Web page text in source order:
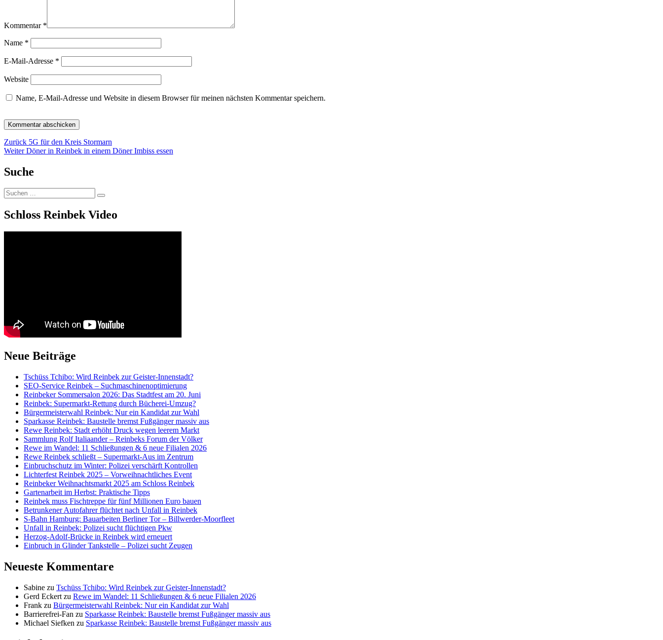
Kommentar *
Name *
E-Mail-Adresse *
Website
Name, E-Mail-Adresse und Website in diesem Browser für meinen nächsten Kommentar speichern.
Beitragsnavigation
Zurück Vorheriger
Beitrag:
5G für den Kreis Stormarn
Weiter Nächster
Döner in Reinbek in einem Döner Imbiss essen
Suche
Suchen
nach:
Suchen
Schloss Reinbek Video
Neue Beiträge
Tschüss Tchibo: Wird Reinbek zur Geister-Innenstadt?
SEO-Service Reinbek – Suchmaschinenoptimierung
Reinbeker Sommersalon 2026: Das Stadtfest am 20. Juni
Reinbek: Supermarkt-Rettung durch Bücherei-Umzug?
Bürgermeisterwahl Reinbek: Nur ein Kandidat zur Wahl
Sparkasse Reinbek: Baustelle bremst Fußgänger massiv aus
Rewe Reinbek: Stadt erhöht Druck wegen leerem Markt
Sammlung Rolf Italiaander – Reinbeks Forum der Völker
Rewe im Wandel: 11 Schließungen & 6 neue Filialen 2026
Rewe Reinbek schließt – Supermarkt-Aus im Zentrum
Einbruchschutz im Winter: Polizei verschärft Kontrollen
Lichterfest Reinbek 2025 – Vorweihnachtliches Event
Reinbeker Weihnachtsmarkt 2025 am Schloss Reinbek
Gartenarbeit im Herbst: Praktische Tipps
Reinbek muss Fischtreppe für fünf Millionen Euro bauen
Betrunkener Autofahrer flüchtet nach Unfall in Reinbek
S-Bahn Hamburg: Bauarbeiten Berliner Tor – Billwerder-Moorfleet
Unfall in Reinbek: Polizei sucht flüchtigen Pkw
Herzog-Adolf-Brücke in Reinbek wird erneuert
Einbruch in Glinder Tankstelle – Polizei sucht Zeugen
Neueste Kommentare
Sabine zu Tschüss Tchibo: Wird Reinbek zur Geister-Innenstadt?
Gerd Eckert zu Rewe im Wandel: 11 Schließungen & 6 neue Filialen 2026
Frank zu Bürgermeisterwahl Reinbek: Nur ein Kandidat zur Wahl
Barrierefrei-Fan zu Sparkasse Reinbek: Baustelle bremst Fußgänger massiv aus
Michael Siefken zu Sparkasse Reinbek: Baustelle bremst Fußgänger massiv aus